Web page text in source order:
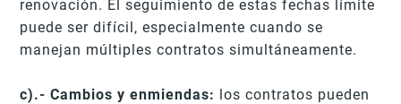
renovación. El seguimiento de estas fechas límite
puede ser difícil, especialmente cuando se
manejan múltiples contratos simultáneamente.
c).- Cambios y enmiendas: los contratos pueden